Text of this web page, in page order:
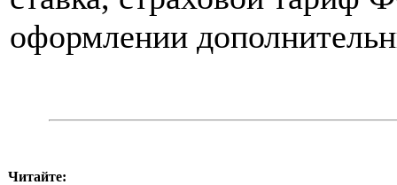
оформлении
Читайте: